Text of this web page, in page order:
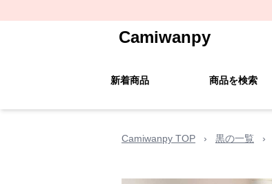
Camiwanpy
新着商品 商品を検索
Camiwanpy TOP › 黒の一覧 ›